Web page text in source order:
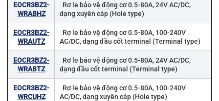
EOCR3BZ2-
WRABHZ
Rơ le bảo vệ động cơ 0.5-80A, 24V AC/DC,
dạng xuyên cáp (Hole type)
EOCR3BZ2-
WRAUTZ
Rơ le bảo vệ động cơ 0.5-80A, 100-240V
AC/DC, dạng đầu cốt terminal (Terminal type)
EOCR3BZ2-
WRABTZ
Rơ le bảo vệ động cơ 0.5-80A, 24V AC/DC,
dạng đầu cốt terminal (Terminal type)
EOCR3BZ2-
WRCUHZ
Rơ le bảo vệ động cơ 0.5-80A, 100-240V
AC/DC, dạng xuyên cáp (Hole type)